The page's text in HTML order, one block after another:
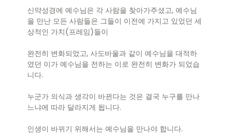
신약성경에 예수님은 각 사람을 찾아가주셨고, 예수님
을 만난 모든 사람들은 그들이 이전에 가지고 있었던 세
상적인 가치(프레임)들이
완전히 변화되었고, 사도바울과 같이 예수님을 대적하
였던 이가 예수님을 전하는 이로 완전히 변화가 되었습
니다.
누군가 의식과 생각이 바뀐다는 것은 결국 누구를 만나
느냐에 따라 달라지게 됩니다.
인생이 바뀌기 위해서는 예수님을 만나야 합니다.